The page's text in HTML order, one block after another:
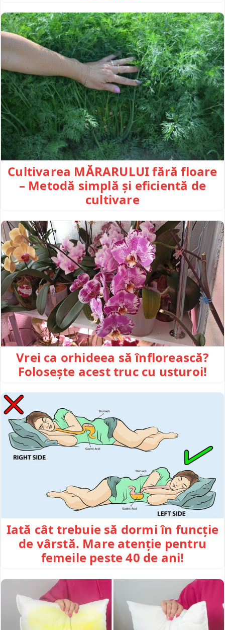
Cultivarea MĂRARULUI fără floare
– Metodă simplă și eficientă de
cultivare
Vrei ca orhideea să înflorească?
Folosește acest truc cu usturoi!
Iată cât trebuie să dormi în funcție
de vârstă. Mare atenție pentru
femeile peste 40 de ani!